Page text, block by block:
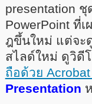
presentation
PowerPoint ที่
ฎขึ้นใหม่ แต่จะ
สไลด์ใหม่ ดูวิดี
ถือด้วย
Presentation